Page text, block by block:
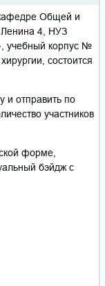
Общей и
Ленина 4, НУЗ
учебный корпус №
состоится
и отправить по
участников
форме,
бэйдж с